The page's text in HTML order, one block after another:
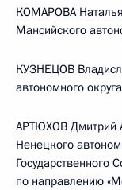
КОМАРОВА
Мансийского
КУЗНЕЦОВ
автономного округа
АРТЮХОВ Дмитрий
Ненецкого
Государственного
по направлению